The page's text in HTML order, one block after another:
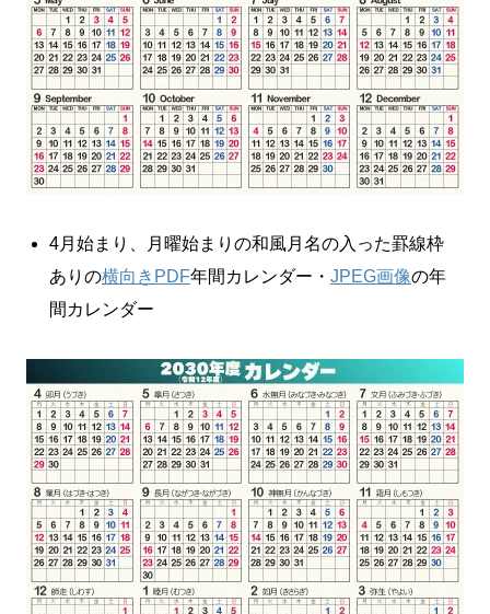
4月始まり、月曜始まりの和風月名の入った罫線枠
ありの横向きPDF年間カレンダー・ JPEG画像の年
間カレンダー